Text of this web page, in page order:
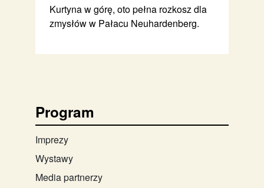
Kurtyna w górę, oto pełna rozkosz dla
zmysłów w Pałacu Neuhardenberg.
Program
Imprezy
Wystawy
Media partnerzy